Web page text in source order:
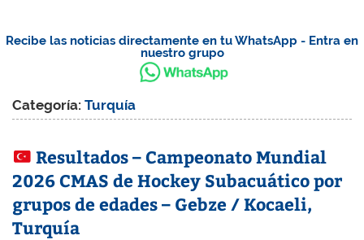
Recibe las noticias directamente en tu WhatsApp - Entra en
nuestro grupo
Categoría:Turquía
Resultados – Campeonato Mundial
2026 CMAS de Hockey Subacuático por
grupos de edades – Gebze / Kocaeli,
Turquía